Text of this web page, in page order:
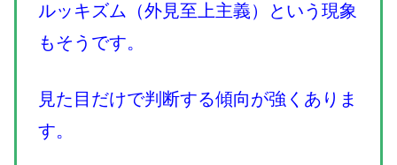
ルッキズム（外見至上主義）という現象
もそうです。
見た目だけで判断する傾向が強くありま
す。